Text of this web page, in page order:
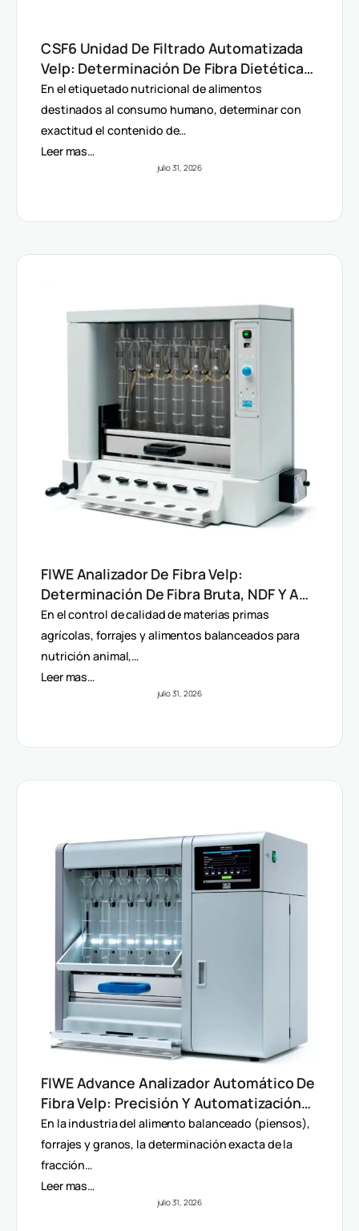
CSF6 Unidad De Filtrado Automatizada
Velp: Determinación De Fibra Dietética
(AOAC)
En el etiquetado nutricional de alimentos
destinados al consumo humano, determinar con
exactitud el contenido de…
Leer mas…
julio 31, 2026
FIWE Analizador De Fibra Velp:
Determinación De Fibra Bruta, NDF Y ADF
En Alimentos Y Piensos
En el control de calidad de materias primas
agrícolas, forrajes y alimentos balanceados para
nutrición animal,…
Leer mas…
julio 31, 2026
FIWE Advance Analizador Automático De
Fibra Velp: Precisión Y Automatización
En Método Van Soest
En la industria del alimento balanceado (piensos),
forrajes y granos, la determinación exacta de la
fracción…
Leer mas…
julio 31, 2026